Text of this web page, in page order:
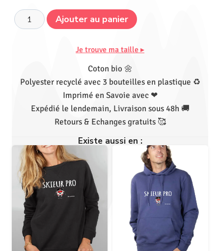
Ajouter au panier
Je trouve ma taille ▸
Coton bio 🌼
Polyester recyclé avec 3 bouteilles en plastique ♻
Imprimé en Savoie avec ❤
Expédié le lendemain, Livraison sous 48h 🚚
Retours & Echanges gratuits 🥰
Existe aussi en :